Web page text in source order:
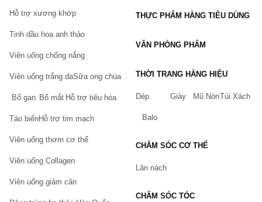
Sản phẩm nổi bật:
Kem nền che khuyết điểm dưỡng trắng da DD Cream
Oribe
Kem ngày đô thị 4 trong 1 Casmara DD Cream Urban
PP Cream
PP – viết tắt của từ Pink Perfect. Đây không phải là kem nền
kem che khuyết điểm
khác nên tạo được lớp lót mịn màng,
bắt sáng, làm da bạn trở nên hồng hào hơn bao giờ hết.
Hỗ trợ xương khớp
Tinh dầu hoa anh thảo
Viên uống chống nắng
Viên uống trắng daSữa ong chúa
Bổ gan Bổ mắt Hỗ trợ tiêu hóa
Tảo biểnHỗ trợ tim mạch
Viên uống thơm cơ thể
Viên uống Collagen
Viên uống giảm cân
THỰC PHẨM HÀNG TIÊU DÙNG
VĂN PHÒNG PHẨM
THỜI TRANG HÀNG HIỆU
Dép Giày Mũ NónTúi Xách
Balo
CHĂM SÓC CƠ THỂ
Lăn nách
CHĂM SÓC TÓC